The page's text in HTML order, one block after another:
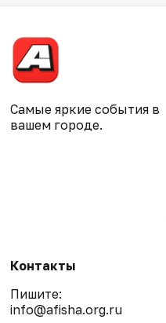
Самые яркие события в
вашем городе.
Контакты
Пишите:
info@afisha.org.ru